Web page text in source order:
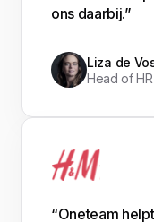
ons daarbij.”
Liza de
Head of HR
“Oneteam